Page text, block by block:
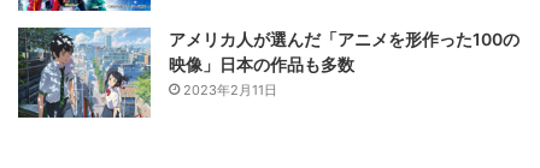
アメリカ人が選んだ「アニメを形作った100の
映像」日本の作品も多数
2023年2月11日